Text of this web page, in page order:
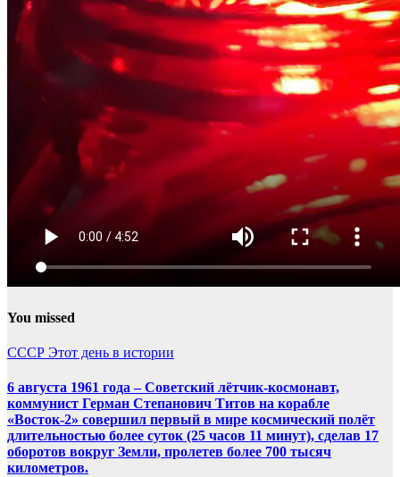
You missed
СССР Этот день в истории
6 августа 1961 года – Советский лётчик-космонавт,
коммунист Герман Степанович Титов на корабле
«Восток-2» совершил первый в мире космический полёт
длительностью более суток (25 часов 11 минут), сделав 17
оборотов вокруг Земли, пролетев более 700 тысяч
километров.